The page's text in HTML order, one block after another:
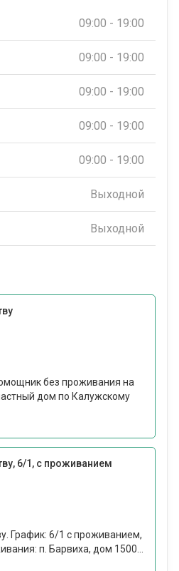
09:00 - 19:00
09:00 - 19:00
09:00 - 19:00
09:00 - 19:00
09:00 - 19:00
Выходной
Выходной
без проживания на
дом по Калужскому
6/1, с проживанием
График: 6/1 с проживанием,
п. Барвиха, дом 1500...